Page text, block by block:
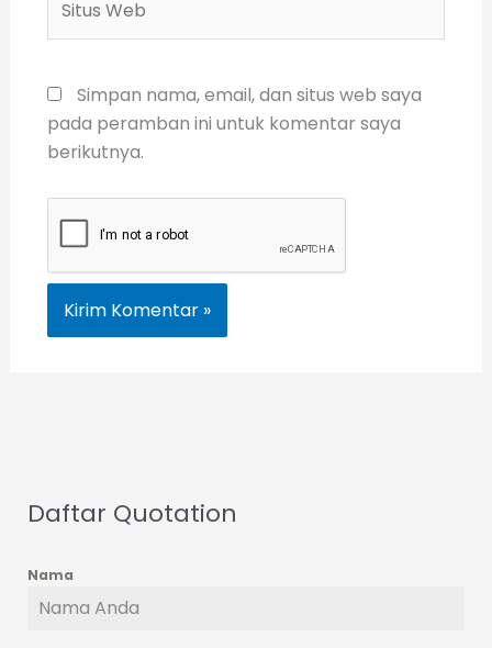
Web
Simpan nama, email, dan situs web saya
pada peramban ini untuk komentar saya
berikutnya.
Daftar Quotation
Nama